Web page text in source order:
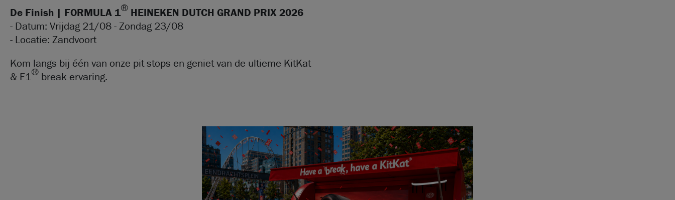
De Finish | FORMULA 1® HEINEKEN DUTCH GRAND PRIX 2026
- Datum: Vrijdag 21/08 - Zondag 23/08
- Locatie: Zandvoort
Kom langs bij één van onze pit stops en geniet van de ultieme KitKat
& F1® break ervaring.